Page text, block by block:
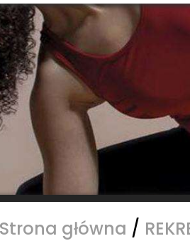
Strona główna /